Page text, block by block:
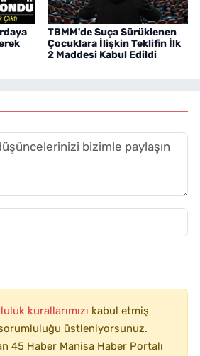
TBMM'de Suça Sürüklenen
Çocuklara İlişkin Teklifin İlk
2 Maddesi Kabul Edildi
kurallarımızı kabul etmiş
üstleniyorsunuz.
45 Haber Manisa Haber Portalı